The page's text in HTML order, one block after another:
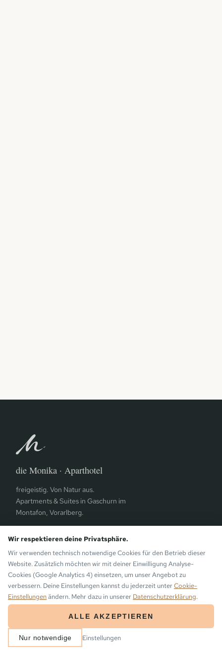
die Monika · Aparthotel
freigeistig. Von Natur aus.
Apartments & Suites in Gaschurn im
Montafon, Vorarlberg.
+43 5558 8291
info@die-monika.at
ENTDECKEN
die Monika
Apartments & Suiten
− 2 +
ANREISE
Wir respektieren deine Privatsphäre.
Wir verwenden technisch notwendige Cookies für den Betrieb dieser
Website. Zusätzlich möchten wir mit deiner Einwilligung Analyse-
Cookies (Google Analytics 4) einsetzen, um unser Angebot zu
verbessern. Deine Einstellungen kannst du jederzeit unter Cookie-
Einstellungenändern. Mehr dazu in unserer Datenschutzerklärung.
ALLE AKZEPTIEREN
Nur notwendige Einstellungen